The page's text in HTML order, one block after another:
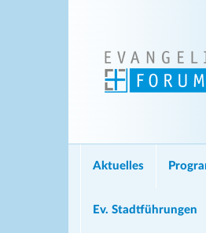
Aktuelles
Ev. Stadtführungen